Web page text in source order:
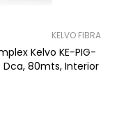
KELVO FIBRA
Kelvo KE-PIG-
Dca, 80mts, Interior